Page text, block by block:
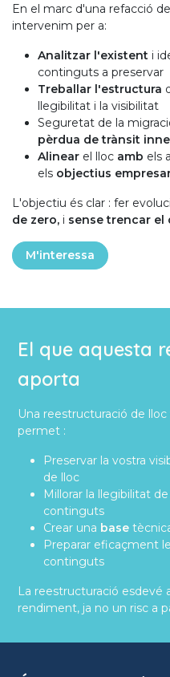
En el marc d'una refacció
intervenim per a:
Analitzar l'existent i
continguts a preservar
Treballar l'estructura
llegibilitat i la visibilitat
Seguretat de la
pèrdua de trànsit
Alinear el lloc amb els
els objectius
L'objectiu és clar : fer
de zero, i sense trencar el
M'interessa
El que aquesta
aporta
Una reestructuració de
permet :
Preservar la vostra
de lloc
Millorar la llegibilitat
continguts
Crear una base
Preparar eficaçment
continguts
La reestructuració esdevé
rendiment, ja no un risc a